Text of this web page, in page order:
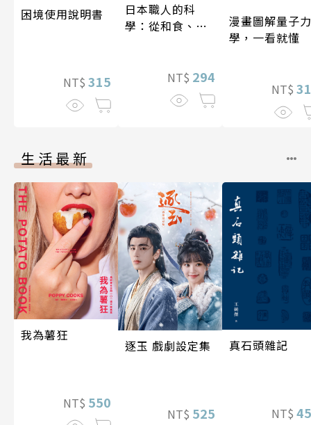
困境使用說明書
NT$ 315
日本職人的科
學：從和食、清
技藝的祕密 人人
伽利略45
NT$ 294
漫畫圖解量子力
學，一看就懂
NT$
生活最新
我為薯狂
NT$ 550
逐玉 戲劇設定集
NT$ 525
真石頭雜記
NT$